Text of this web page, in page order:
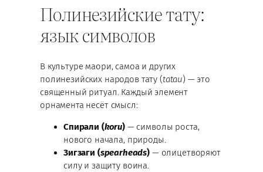
Полинезийские тату:
язык символов
В культуре маори, самoa и других
полинезийских народов тату (tatau) — это
священный ритуал. Каждый элемент
орнамента несёт смысл:
Спирали (koru)— символы роста,
нового начала, природы.
Зигзаги (spearheads) — олицетворяют
силу и защиту воина.